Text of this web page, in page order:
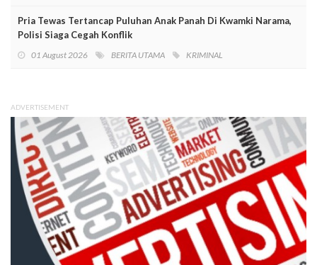
Pria Tewas Tertancap Puluhan Anak Panah Di Kwamki Narama,
Polisi Siaga Cegah Konflik
01 August 2026 BERITA UTAMA KRIMINAL
ADVERTISEMENT